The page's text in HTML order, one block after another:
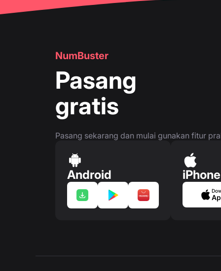
NumBuster
Pasang
gratis
Pasang sekarang dan mulai gunakan fitur
Android iPhone